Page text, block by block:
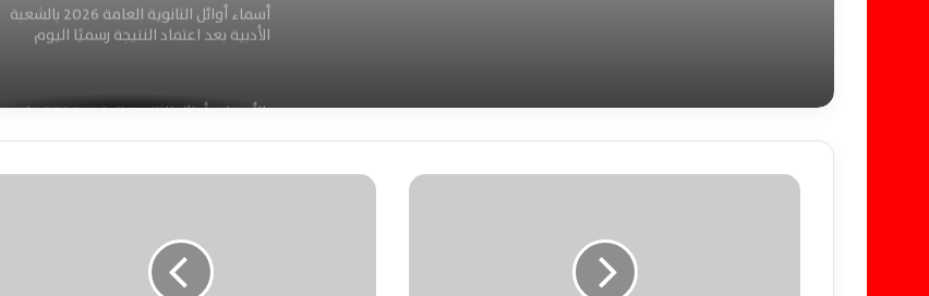
أسماء أوائل الثانوية العامة 2026 بالشعبة
الأدبية بعد اعتماد النتيجة رسميًا اليوم
بالأسماء.. أوائل الثانوية العامة 2026 علمي
والمجاميع
م
ا